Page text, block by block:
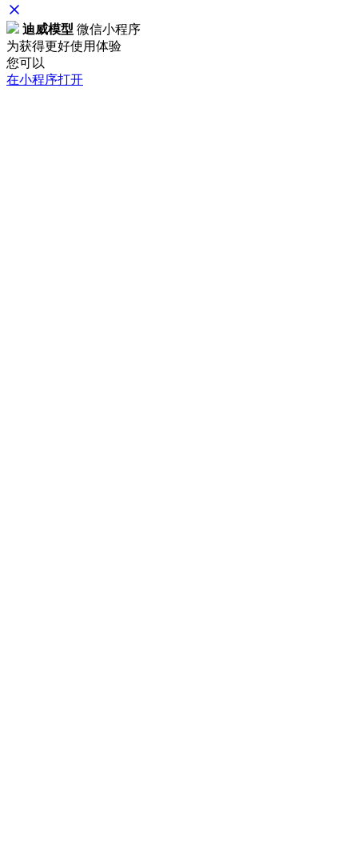
迪威模型 微信小程序
为获得更好使用体验
您可以
在小程序打开